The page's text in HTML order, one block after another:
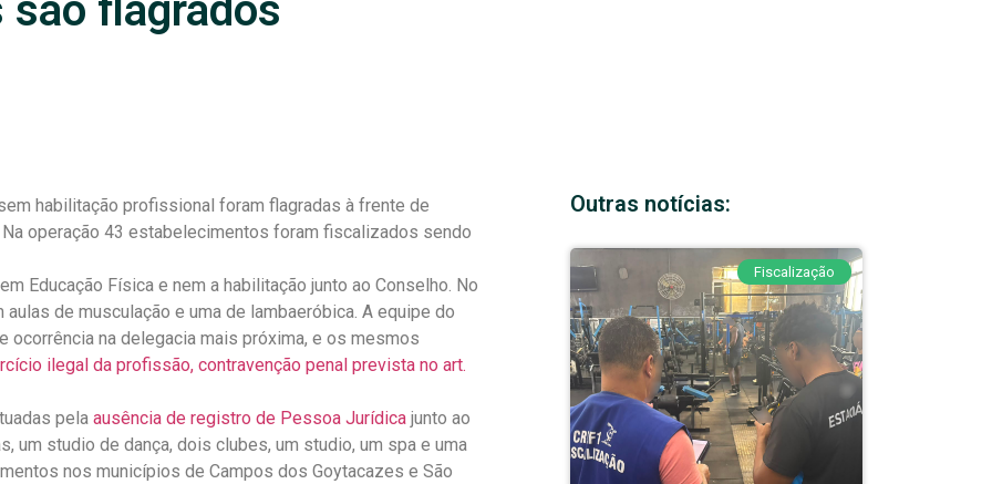
são flagrados
habilitação profissional foram flagradas à frente de
operação 43 estabelecimentos foram fiscalizados sendo
Educação Física e nem a habilitação junto ao Conselho. No
de musculação e uma de lambaeróbica. A equipe do
na delegacia mais próxima, e os mesmos
ilegal da profissão, contravenção penal prevista no art.
pela ausência de registro de Pessoa Jurídica junto ao
um studio de dança, dois clubes, um studio, um spa e uma
nos municípios de Campos dos Goytacazes e São
Outras notícias:
Fiscalização